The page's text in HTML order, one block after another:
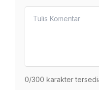
0/300 karakter